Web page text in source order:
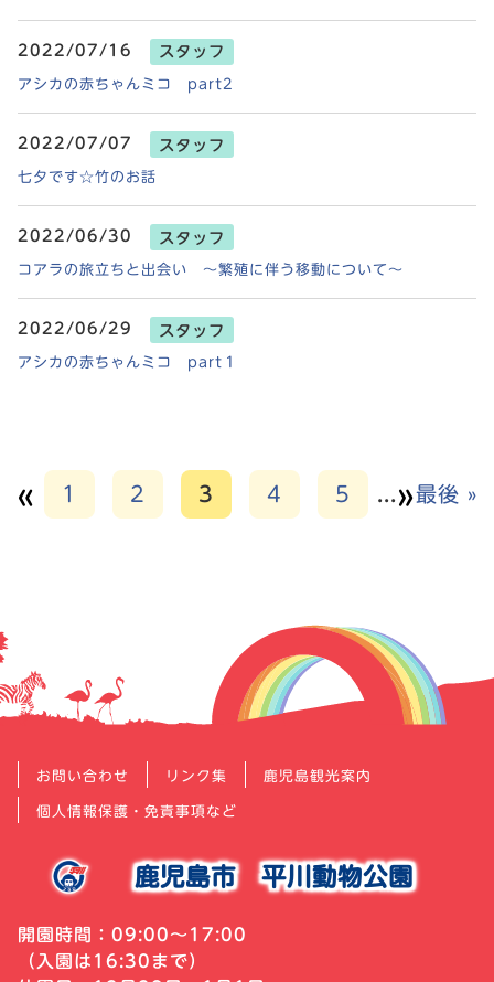
2022/07/16 スタッフ
アシカの赤ちゃんミコ part2
2022/07/07 スタッフ
七夕です☆竹のお話
2022/06/30 スタッフ
コアラの旅立ちと出会い ～繁殖に伴う移動について～
2022/06/29 スタッフ
アシカの赤ちゃんミコ part１
« 1 2 3 4 5 ... »最後 »
お問い合わせ リンク集 鹿児島観光案内
個人情報保護・免責事項など
鹿児島市平川動物公園
開園時間：09:00～17:00
（入園は16:30まで）